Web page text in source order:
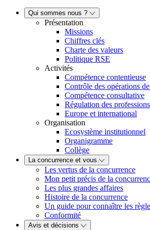
Qui sommes nous ?
Présentation
Missions
Chiffres clés
Charte des valeurs
Politique RSE
Activités
Compétence contentieuse
Contrôle des opérations
Compétence consultative
Régulation des
Europe et international
Organisation
Ecosystème institutionnel
Organigramme
Collège
La concurrence et vous
Les vertus de la concurrence
Mon petit précis de la
Les plus grandes affaires
Histoire de la concurrence
Un guide pour connaître les
Conformité
Avis et décisions